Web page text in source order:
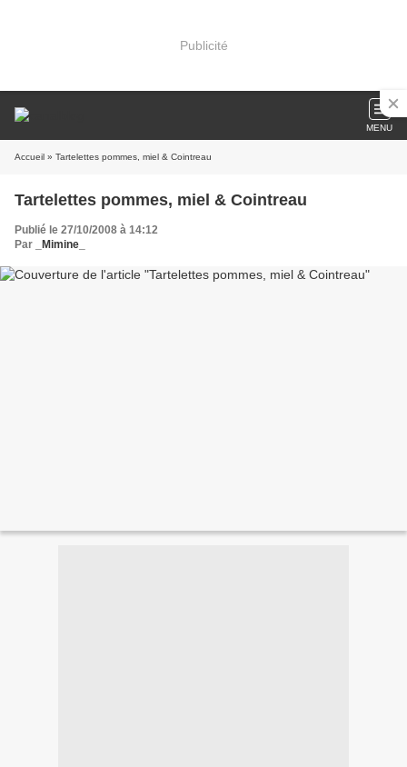
Publicité
MENU
Accueil » Tartelettes pommes, miel & Cointreau
Tartelettes pommes, miel & Cointreau
Publié le 27/10/2008 à 14:12
Par
_Mimine_